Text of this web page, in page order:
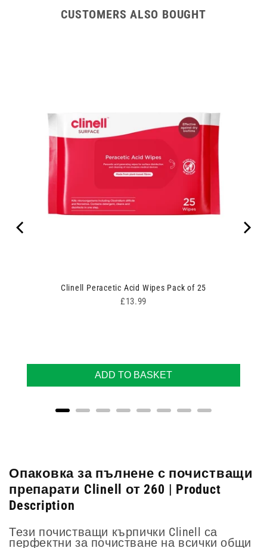
CUSTOMERS ALSO BOUGHT
Clinell Peracetic Acid Wipes Pack of 25
Price
£13.99
ADD TO BASKET
Опаковка за пълнене с почистващи
препарати Clinell от 260 | Product
Description
Тези почистващи кърпички Clinell са
перфектни за почистване на всички общи